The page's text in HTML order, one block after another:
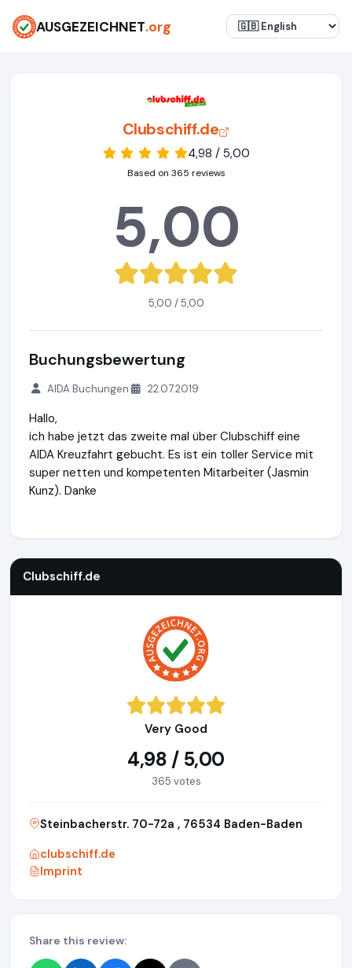
AUSGEZEICHNET.org
Clubschiff.de
4,98 / 5,00
Based on 365 reviews
5,00
5,00 / 5,00
Buchungsbewertung
AIDA Buchungen 22.07.2019
Hallo,
ich habe jetzt das zweite mal über Clubschiff eine
AIDA Kreuzfahrt gebucht. Es ist ein toller Service mit
super netten und kompetenten Mitarbeiter (Jasmin
Kunz). Danke
Clubschiff.de
Very Good
4,98 / 5,00
365 votes
Steinbacherstr. 70-72a , 76534 Baden-Baden
clubschiff.de
Imprint
Share this review: